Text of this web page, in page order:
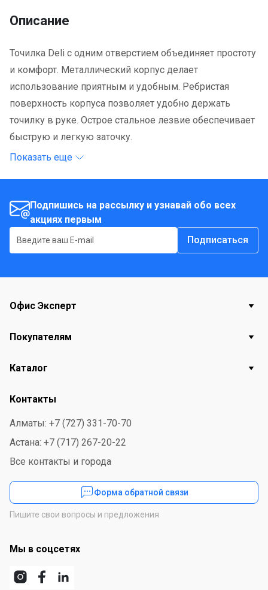
Описание
Точилка Deli с одним отверстием объединяет простоту
и комфорт. Металлический корпус делает
использование приятным и удобным. Ребристая
поверхность корпуса позволяет удобно держать
точилку в руке. Острое стальное лезвие обеспечивает
быструю и легкую заточку.
Показать еще
Подпишись на рассылку и узнавай обо всех
акциях первым
Подписаться
Офис Эксперт
Покупателям
Каталог
Контакты
Алматы: +7 (727) 331-70-70
Астана: +7 (717) 267-20-22
Все контакты и города
Форма обратной связи
Пишите свои вопросы и предложения
Мы в соцсетях